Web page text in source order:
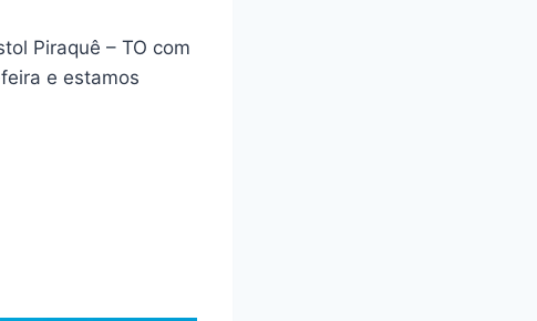
Piraquê – TO com
e estamos